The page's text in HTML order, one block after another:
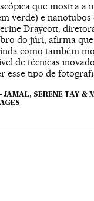
que mostra a
verde) e nanotubos
Draycott,
do júri, afirma que
como também
de técnicas
esse tipo de
SERENE TAY &